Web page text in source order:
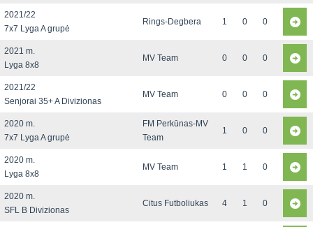
2021/22
7x7 Lyga A grupė
Rings-Degbera 1 0 0
2021 m.
Lyga 8x8
MV Team 0 0 0
2021/22
Senjorai 35+ A Divizionas
MV Team 0 0 0
2020 m.
7x7 Lyga A grupė
FM Perkūnas-MV
Team
1 0 0
2020 m.
Lyga 8x8
MV Team 1 1 0
2020 m.
SFL B Divizionas
Citus Futboliukas 4 1 0